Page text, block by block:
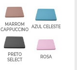
MARROM
CAPPUCCINO
AZUL CELESTE
PRETO
SELECT
ROSA